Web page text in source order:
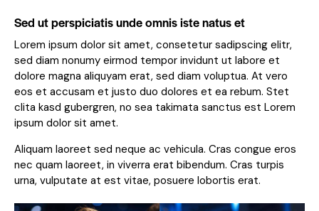
Sed ut perspiciatis unde omnis iste natus et
Lorem ipsum dolor sit amet, consetetur sadipscing elitr,
sed diam nonumy eirmod tempor invidunt ut labore et
dolore magna aliquyam erat, sed diam voluptua. At vero
eos et accusam et justo duo dolores et ea rebum. Stet
clita kasd gubergren, no sea takimata sanctus est Lorem
ipsum dolor sit amet.
Aliquam laoreet sed neque ac vehicula. Cras congue eros
nec quam laoreet, in viverra erat bibendum. Cras turpis
urna, vulputate at est vitae, posuere lobortis erat.